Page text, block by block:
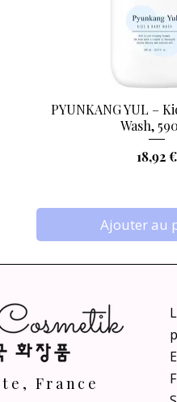
Aperçu
PYUNKANG YUL –
Wash,
Prix
18,92 €
Ajouter au
France